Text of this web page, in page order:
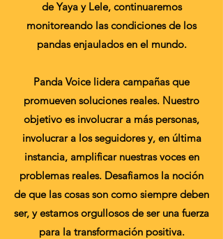
de Yaya y Lele, continuaremos
monitoreando las condiciones de los
pandas enjaulados en el mundo.
Panda Voice lidera campañas que
promueven soluciones reales. Nuestro
objetivo es involucrar a más personas,
involucrar a los seguidores y, en última
instancia, amplificar nuestras voces en
problemas reales. Desafiamos la noción
de que las cosas son como siempre deben
ser, y estamos orgullosos de ser una fuerza
para la transformación positiva.